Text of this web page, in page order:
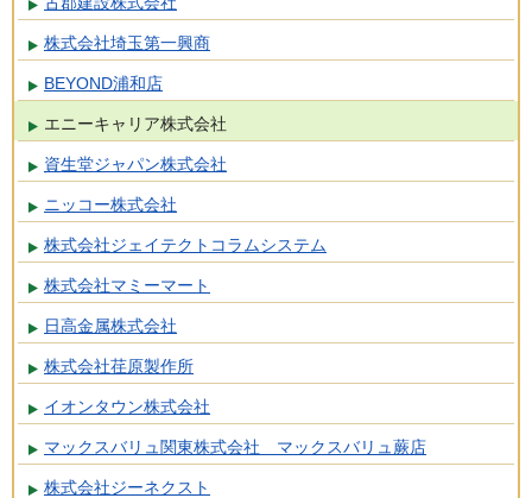
株式会社埼玉第一興商
BEYOND浦和店
エニーキャリア株式会社
資生堂ジャパン株式会社
ニッコー株式会社
株式会社ジェイテクトコラムシステム
株式会社マミーマート
日高金属株式会社
株式会社荏原製作所
イオンタウン株式会社
マックスバリュ関東株式会社 マックスバリュ蕨店
株式会社ジーネクスト